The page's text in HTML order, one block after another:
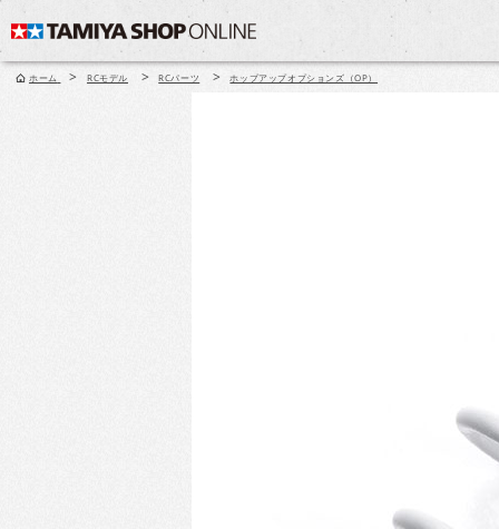
ホーム > RCモデル > RCパーツ > ホップアップオプションズ（OP）